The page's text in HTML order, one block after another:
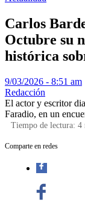
Carlos
Octubre su
histórica
9/03/2026 - 8:51 am
Redacción
El actor y escritor
Faradio, en un
Tiempo de lectura: 4
Comparte en redes